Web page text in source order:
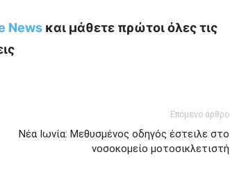
Newsκαι μάθετε πρώτοι όλες τις
Επόμενο άρθρο
Νέα Ιωνία: Μεθυσμένος οδηγός έστειλε στο
νοσοκομείο μοτοσικλετιστή